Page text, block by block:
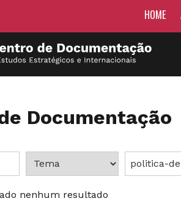
HOME
Documentação
nenhum resultado